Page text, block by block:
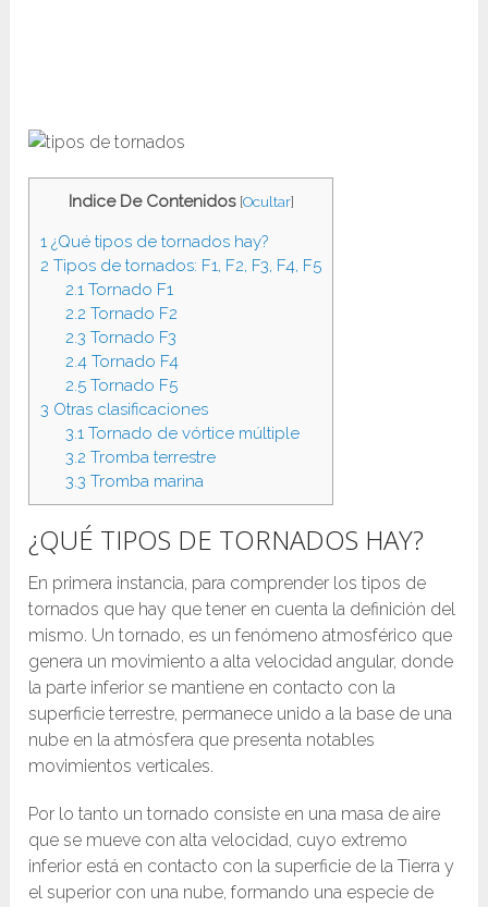
Indice De Contenidos [Ocultar]
1 ¿Qué tipos de tornados hay?
2 Tipos de tornados: F1, F2, F3, F4, F5
2.1Tornado F1
2.2 Tornado F2
2.3 Tornado F3
2.4Tornado F4
2.5Tornado F5
3 Otras clasificaciones
3.1Tornado de vórtice múltiple
3.2 Tromba terrestre
3.3 Tromba marina
¿QUÉ TIPOS DE TORNADOS HAY?
En primera instancia, para comprender los tipos de
tornados que hay que tener en cuenta la definición del
mismo. Un tornado, es un fenómeno atmosférico que
genera un movimiento a alta velocidad angular, donde
la parte inferior se mantiene en contacto con la
superficie terrestre, permanece unido a la base de una
nube en la atmósfera que presenta notables
movimientos verticales.
Por lo tanto un tornado consiste en una masa de aire
que se mueve con alta velocidad, cuyo extremo
inferior está en contacto con la superficie de la Tierra y
el superior con una nube, formando una especie de